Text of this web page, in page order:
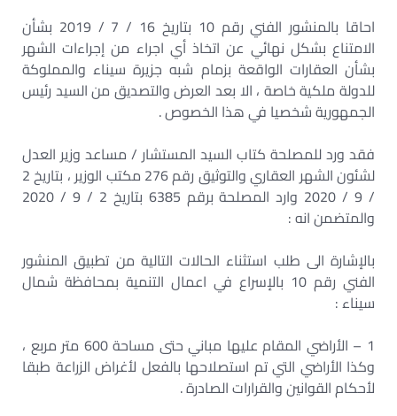
احاقا بالمنشور الفني رقم 10 بتاريخ 16 / 7 / 2019 بشأن
الامتناع بشكل نهائي عن اتخاذ أي اجراء من إجراءات الشهر
بشأن العقارات الواقعة بزمام شبه جزيرة سيناء والمملوكة
للدولة ملكية خاصة ، الا بعد العرض والتصديق من السيد رئيس
الجمهورية شخصيا في هذا الخصوص .
فقد ورد للمصلحة كتاب السيد المستشار / مساعد وزير العدل
لشئون الشهر العقاري والتوثيق رقم 276 مكتب الوزير ، بتاريخ 2
/ 9 / 2020 وارد المصلحة برقم 6385 بتاريخ 2 / 9 / 2020
والمتضمن انه :
بالإشارة الى طلب استثناء الحالات التالية من تطبيق المنشور
الفني رقم 10 بالإسراع في اعمال التنمية بمحافظة شمال
سيناء :
1 – الأراضي المقام عليها مباني حتى مساحة 600 متر مربع ،
وكذا الأراضي التي تم استصلاحها بالفعل لأغراض الزراعة طبقا
لأحكام القوانين والقرارات الصادرة .